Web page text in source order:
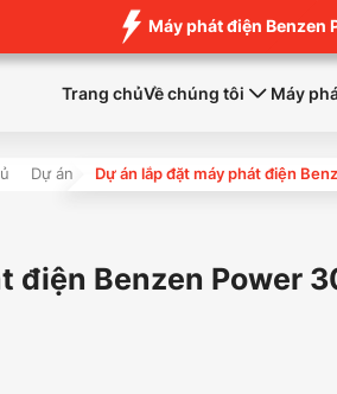
Máy phát điện Benzen
Trang chủVề chúng tôi Máy
Dự án Dự án lắp đặt máy phát điện
điện Benzen Power